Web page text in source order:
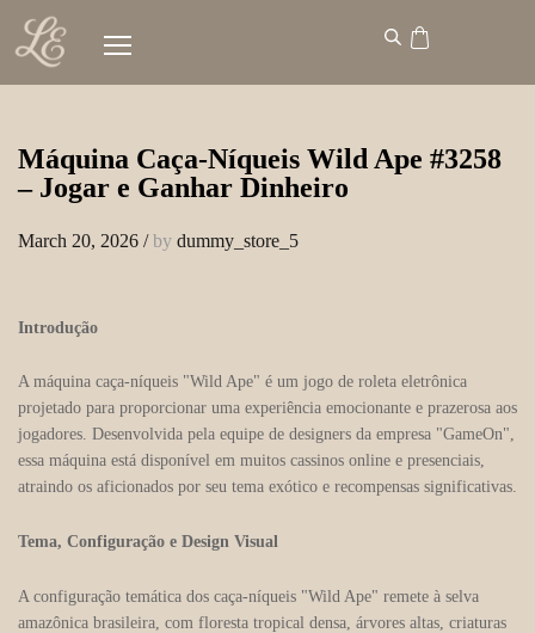
Máquina Caça-Níqueis Wild Ape #3258
– Jogar e Ganhar Dinheiro
March 20, 2026 /by dummy_store_5
Introdução
A máquina caça-níqueis "Wild Ape" é um jogo de roleta eletrônica
projetado para proporcionar uma experiência emocionante e prazerosa aos
jogadores. Desenvolvida pela equipe de designers da empresa "GameOn",
essa máquina está disponível em muitos cassinos online e presenciais,
atraindo os aficionados por seu tema exótico e recompensas significativas.
Tema, Configuração e Design Visual
A configuração temática dos caça-níqueis "Wild Ape" remete à selva
amazônica brasileira, com floresta tropical densa, árvores altas, criaturas